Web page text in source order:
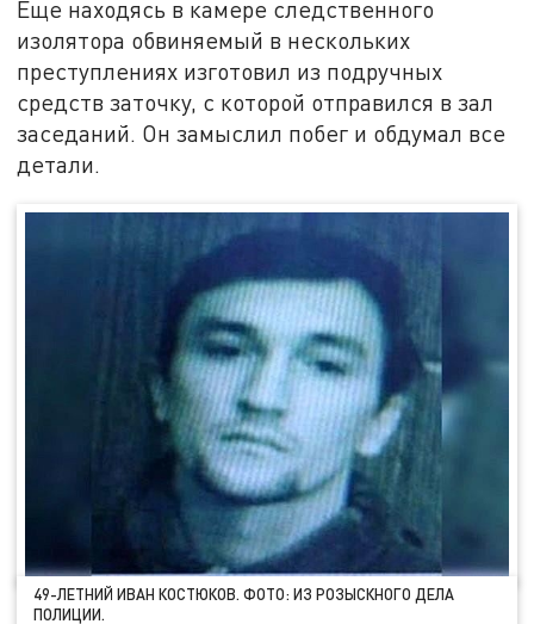
Еще находясь в камере следственного
изолятора обвиняемый в нескольких
преступлениях изготовил из подручных
средств заточку, с которой отправился в зал
заседаний. Он замыслил побег и обдумал все
детали.
49-ЛЕТНИЙ ИВАН КОСТЮКОВ. ФОТО: ИЗ РОЗЫСКНОГО ДЕЛА
ПОЛИЦИИ.